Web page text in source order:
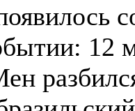
12